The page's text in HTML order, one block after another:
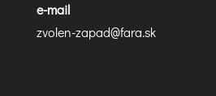
e-mail
zvolen-zapad@fara.sk